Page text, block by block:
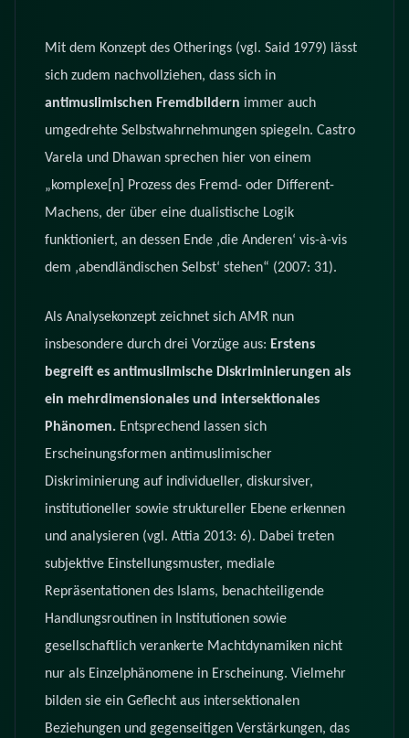
Mit dem Konzept des Otherings (vgl. Said 1979) lässt
sich zudem nachvollziehen, dass sich in
antimuslimischen Fremdbildern immer auch
umgedrehte Selbstwahrnehmungen spiegeln. Castro
Varela und Dhawan sprechen hier von einem
„komplexe[n] Prozess des Fremd- oder Different-
Machens, der über eine dualistische Logik
funktioniert, an dessen Ende ‚die Anderen‘ vis-à-vis
dem ‚abendländischen Selbst‘ stehen“ (2007: 31).
Als Analysekonzept zeichnet sich AMR nun
insbesondere durch drei Vorzüge aus: Erstens
begreift es antimuslimische Diskriminierungen als
ein mehrdimensionales und intersektionales
Phänomen. Entsprechend lassen sich
Erscheinungsformen antimuslimischer
Diskriminierung auf individueller, diskursiver,
institutioneller sowie struktureller Ebene erkennen
und analysieren (vgl. Attia 2013: 6). Dabei treten
subjektive Einstellungsmuster, mediale
Repräsentationen des Islams, benachteiligende
Handlungsroutinen in Institutionen sowie
gesellschaftlich verankerte Machtdynamiken nicht
nur als Einzelphänomene in Erscheinung. Vielmehr
bilden sie ein Geflecht aus intersektionalen
Beziehungen und gegenseitigen Verstärkungen, das